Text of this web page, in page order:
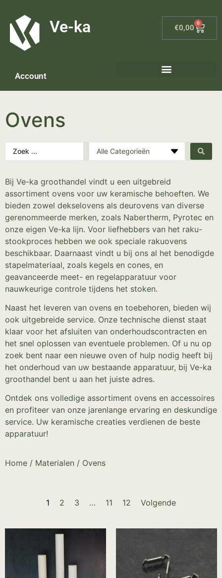
Ve-ka €0,00
0
Account
Ovens
Bij Ve-ka groothandel vindt u een uitgebreid
assortiment ovens voor uw keramische behoeften. We
bieden zowel dekselovens als deurovens van diverse
gerenommeerde merken, zoals Nabertherm, Pyrotec en
onze eigen Ve-ka lijn. Voor liefhebbers van het raku-
stookproces hebben we ook speciale rakuovens
beschikbaar. Daarnaast vindt u bij ons al het benodigde
stapelmateriaal, zoals kegels en cones, en
geavanceerde meet- en regelapparatuur voor
nauwkeurige controle tijdens het stoken.
Naast het leveren van ovens en toebehoren, bieden wij
ook uitgebreide service. Onze technische dienst staat
klaar voor het afsluiten van onderhoudscontracten en
het snel oplossen van eventuele problemen. Of u nu op
zoek bent naar een nieuwe oven of hulp nodig heeft bij
het onderhoud van uw bestaande apparatuur, bij Ve-ka
groothandel bent u aan het juiste adres.
Ontdek ons volledige assortiment ovens en accessoires
en profiteer van onze jarenlange ervaring en deskundige
service. Uw keramische creaties verdienen de beste
apparatuur!
Home / Materialen / Ovens
1 2 3 … 11 12 Volgende